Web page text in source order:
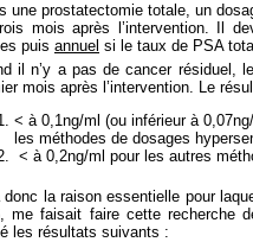
une prostatectomie totale, un
mois après l’intervention. Il
puis annuel si le taux de PSA
il n’y a pas de cancer résiduel,
mois après l’intervention. Le
< à 0,1ng/ml (ou inférieur à
les méthodes de dosages
< à 0,2ng/ml pour les autres
donc la raison essentielle pour
me faisait faire cette recherche
les résultats suivants :